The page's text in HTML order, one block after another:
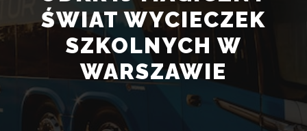
ŚWIAT WYCIECZEK
SZKOLNYCH W
WARSZAWIE